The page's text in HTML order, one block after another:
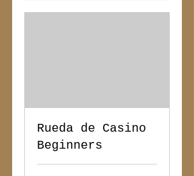
Rueda de Casino
Beginners